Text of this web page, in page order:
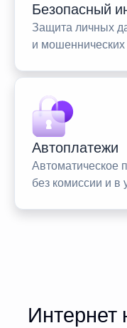
Безопасный
Защита личных
и
Автоплатежи
Автоматическое
без комиссии и в
Интернет